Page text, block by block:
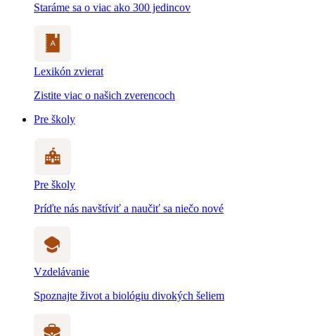
Staráme sa o viac ako 300 jedincov
Lexikón zvierat
Zistite viac o našich zverencoch
Pre školy
Pre školy
Príďte nás navštíviť a naučiť sa niečo nové
Vzdelávanie
Spoznajte život a biológiu divokých šeliem